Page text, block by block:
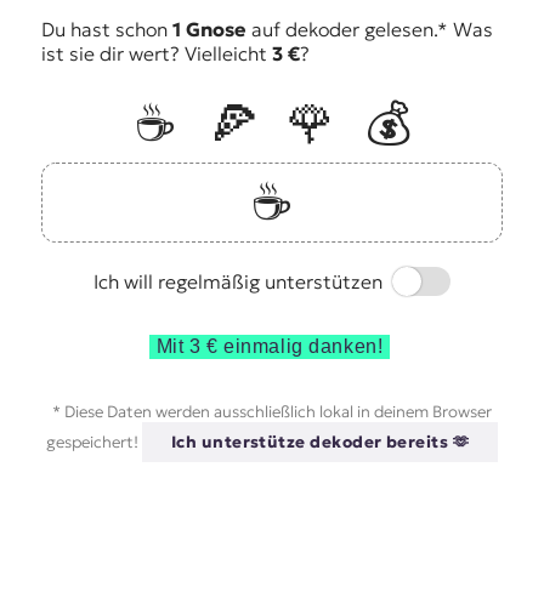
Du hast schon 1 Gnose auf dekoder gelesen.* Was
ist sie dir wert? Vielleicht 3 €?
☕️ 🍕 🌹
💰
☕️
Ich will regelmäßig unterstützen
Switch
Mit 3 € einmalig danken!
* Diese Daten werden ausschließlich lokal in deinem Browser
gespeichert!
Ich unterstütze dekoder bereits 🫶